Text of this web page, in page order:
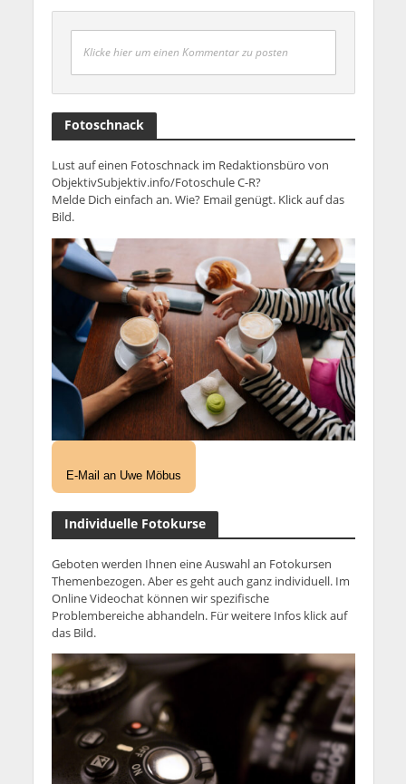
Klicke hier um einen Kommentar zu posten
Fotoschnack
Lust auf einen Fotoschnack im Redaktionsbüro von
ObjektivSubjektiv.info/Fotoschule C-R?
Melde Dich einfach an. Wie? Email genügt. Klick auf das
Bild.
E-Mail an Uwe Möbus
Individuelle Fotokurse
Geboten werden Ihnen eine Auswahl an Fotokursen
Themenbezogen. Aber es geht auch ganz individuell. Im
Online Videochat können wir spezifische
Problembereiche abhandeln. Für weitere Infos klick auf
das Bild.